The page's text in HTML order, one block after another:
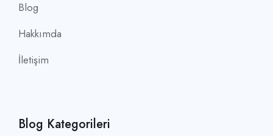
Blog
Hakkımda
İletişim
Blog Kategorileri